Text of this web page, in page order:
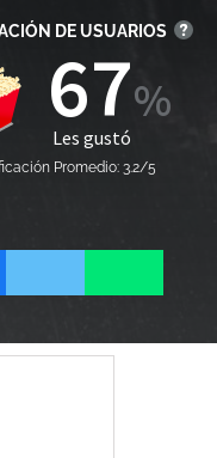
DE USUARIOS
67
Les gustó
Promedio: 3.2/5